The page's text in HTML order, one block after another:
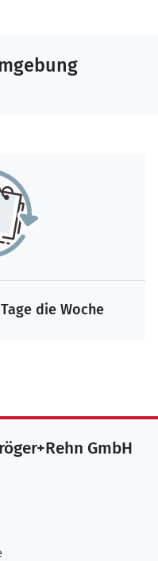
die Woche
GmbH